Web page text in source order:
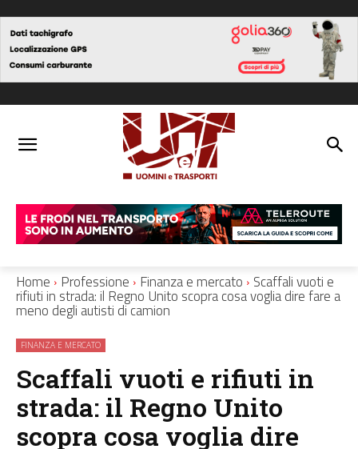
Home Professione Finanza e mercato Scaffali vuoti e
rifiuti in strada: il Regno Unito scopra cosa voglia dire fare a
meno degli autisti di camion
FINANZA E MERCATO
Scaffali vuoti e rifiuti in
strada: il Regno Unito
scopra cosa voglia dire